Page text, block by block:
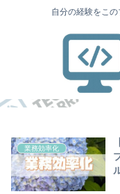
自分の経験をこの
業務効率化